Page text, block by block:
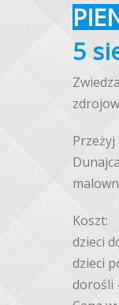
5
Koszt:
dzieci
dzieci
dorośli